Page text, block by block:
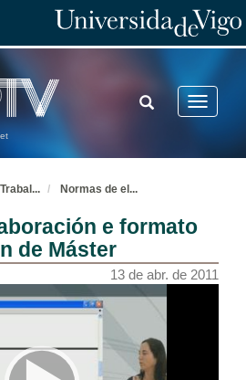
Toggle
TOGGLE
SEARCH
Trabal ... Normas de el ...
e formato
de Máster
13 de abr. de 2011